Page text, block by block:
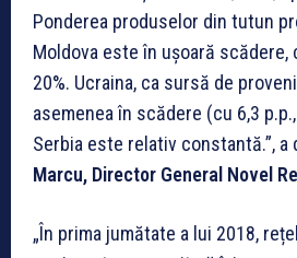
Ponderea produselor din tutun
Moldova este în ușoară scădere,
20%. Ucraina, ca sursă de
asemenea în scădere (cu 6,3
Serbia este relativ constantă.”, a
Marcu, Director General Novel
„În prima jumătate a lui 2018,